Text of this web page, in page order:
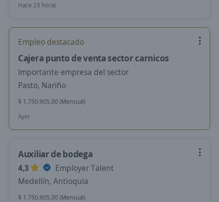
Hace 23 horas
Empleo destacado
Cajera punto de venta sector carnicos
Importante empresa del sector
Pasto, Nariño
$ 1.750.905,00 (Mensual)
Ayer
Auxiliar de bodega
4,3
Employer Talent
Medellín, Antioquia
$ 1.750.905,00 (Mensual)